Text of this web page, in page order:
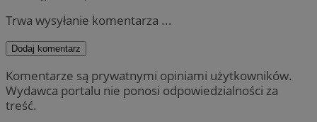
Trwa wysyłanie komentarza ...
Dodaj komentarz
Komentarze są prywatnymi opiniami użytkowników.
Wydawca portalu nie ponosi odpowiedzialności za
treść.